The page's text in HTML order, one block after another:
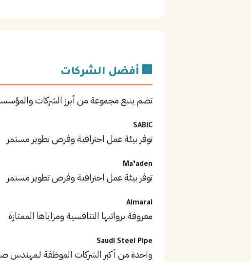
🏢 أفضل الشركات
تضم ينبع مجموعة من أبرز الشركات
SABIC
توفر بيئة عمل احترافية وفرص تطوير مستمر
Ma’aden
توفر بيئة عمل احترافية وفرص تطوير مستمر
Almarai
معروفة برواتبها التنافسية ومزاياها الممتازة
Saudi Steel Pipe
واحدة من أكبر الشركات الموظفة لـمهندس